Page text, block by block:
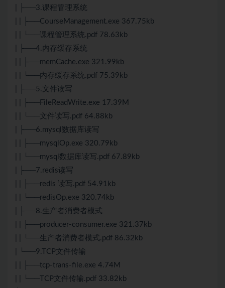
| ├──3.课程管理系统
| | ├──CourseManagement.exe 367.75kb
| | └──课程管理系统.pdf 78.63kb
| ├──4.内存缓存系统
| | ├──memCache.exe 321.99kb
| | └──内存缓存系统.pdf 75.39kb
| ├──5.文件读写
| | ├──FileReadWrite.exe 17.39M
| | └──文件读写.pdf 64.88kb
| ├──6.mysql数据库读写
| | ├──mysqlOp.exe 320.79kb
| | └──mysql数据库读写.pdf 67.89kb
| ├──7.redis读写
| | ├──redis 读写.pdf 54.91kb
| | └──redisOp.exe 320.74kb
| ├──8.生产者消费者模式
| | ├──producer-consumer.exe 321.37kb
| | └──生产者消费者模式.pdf 86.32kb
| └──9.TCP文件传输
| | ├──tcp-trans-file.exe 4.74M
| | └──TCP文件传输.pdf 33.82kb